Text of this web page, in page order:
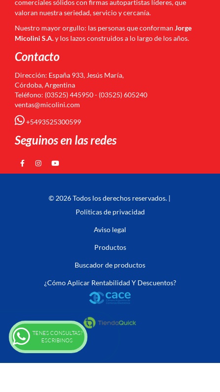
comerciales sólidos con firmas autopartistas líderes, que
valoran nuestra seriedad, servicio y cercanía.
Nuestro mayor orgullo: las personas que conforman Jorge
Micolini S.A.y los lazos construidos a lo largo de los años.
Contacto
Dirección: España 933, Jesús María,
Córdoba, Argentina
Teléfono: (03525) 445950 - (03525) 605240
ventas@micolini.com
+5493525300599
Seguinos en las redes
© 2026 Todos los derechos reservados. |
Politicas de privacidad
Aviso legal
Productos
Buscador de productos
¿Cómo Aplicar Rentabilidad Y Descuentos?
TENES CONSULTAS?
ESCRIBINOS